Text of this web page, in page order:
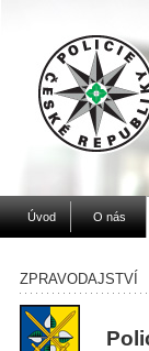
Úvod O nás
ZPRAVODAJSTVÍ